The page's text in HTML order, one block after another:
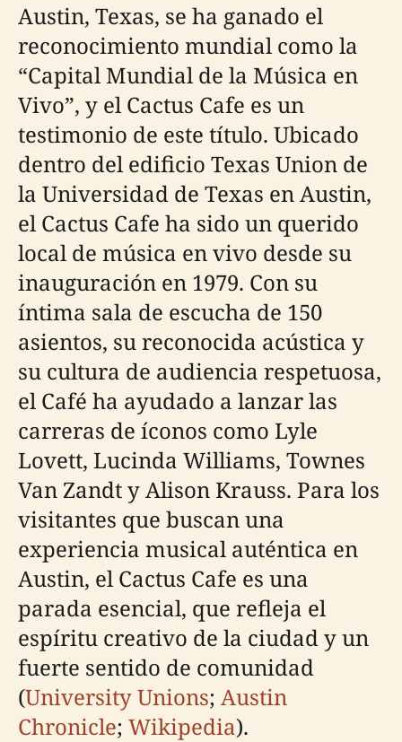
Austin, Texas, se ha ganado el
reconocimiento mundial como la
“Capital Mundial de la Música en
Vivo”, y el Cactus Cafe es un
testimonio de este título. Ubicado
dentro del edificio Texas Union de
la Universidad de Texas en Austin,
el Cactus Cafe ha sido un querido
local de música en vivo desde su
inauguración en 1979. Con su
íntima sala de escucha de 150
asientos, su reconocida acústica y
su cultura de audiencia respetuosa,
el Café ha ayudado a lanzar las
carreras de íconos como Lyle
Lovett, Lucinda Williams, Townes
Van Zandt y Alison Krauss. Para los
visitantes que buscan una
experiencia musical auténtica en
Austin, el Cactus Cafe es una
parada esencial, que refleja el
espíritu creativo de la ciudad y un
fuerte sentido de comunidad
(University Unions; Austin
Chronicle; Wikipedia).